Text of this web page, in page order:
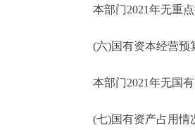
本部门2021年无重点
(六)国有资本经营预
本部门2021年无国有
(七)国有资产占用情